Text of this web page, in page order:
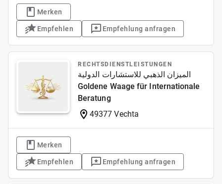
Merken
Empfehlen Empfehlung anfragen
RECHTSDIENSTLEISTUNGEN
الميزان الذهبي للاستشارات الدولية
Goldene Waage für Internationale
Beratung
49377 Vechta
Merken
Empfehlen Empfehlung anfragen